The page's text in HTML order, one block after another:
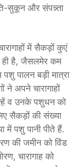
सुकून और संपन्न्ता
में सैकड़ों कुएं
है, जैसलमेर कम
पशु पालन बड़ी मात्रा
ने अपने चारागाहों
व उनके पशुधन को
सैकड़ों की संख्या
पशु पानी पीते हैं.
की जमीन को विंड
चारागाह को